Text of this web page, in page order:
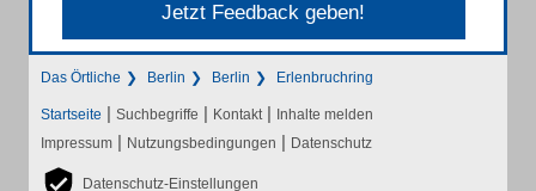
Jetzt Feedback geben!
Das Örtliche Berlin Berlin Erlenbruchring
Startseite | Suchbegriffe | Kontakt | Inhalte melden
Impressum | Nutzungsbedingungen | Datenschutz
Datenschutz-Einstellungen